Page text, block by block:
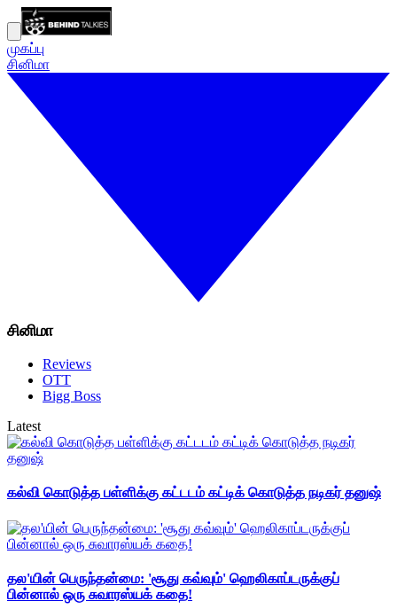
முகப்பு
சினிமா
சினிமா
Reviews
OTT
Bigg Boss
Latest
கல்வி கொடுத்த பள்ளிக்கு கட்டடம் கட்டிக் கொடுத்த நடிகர் தனுஷ்
தல'யின் பெருந்தன்மை: 'சூது கவ்வும்' ஹெலிகாப்டருக்குப்
பின்னால் ஒரு சுவாரஸ்யக் கதை!